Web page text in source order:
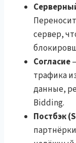
сервер,
Согласие
трафика
данные,
Bidding.
Постбэк